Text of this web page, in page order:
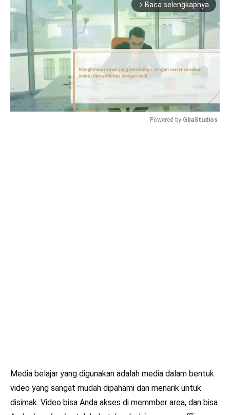
arrow_forward_ios Baca selengkapnya
Powered by GliaStudios
Media belajar yang digunakan adalah media dalam bentuk
video yang sangat mudah dipahami dan menarik untuk
disimak. Video bisa Anda akses di memmber area, dan bisa